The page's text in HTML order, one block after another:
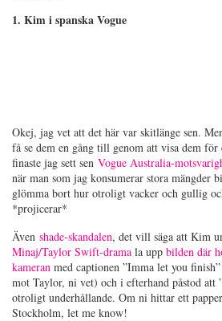
1. Kim i spanska Vogue
Okej, jag vet att det här var skitlänge sen.
få se dem en gång till genom att visa dem
finaste jag sett sen Vogue Australia-
när man som jag konsumerar stora mängder
glömma bort hur otroligt vacker och gullig
*projicerar*
Även shade-skandalen, det vill säga att Kim
Minaj/Taylor Swift-drama la upp bilden där
kameran med captionen ”Imma let you
mot Taylor, ni vet) och i efterhand påstod att
otroligt underhållande. Om ni hittar ett
Stockholm, let me know!